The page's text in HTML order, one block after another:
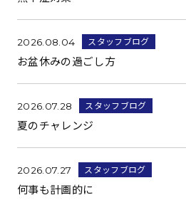
2026.08.04 スタッフブログ
お盆休みの過ごし方
2026.07.28 スタッフブログ
夏のチャレンジ
2026.07.27 スタッフブログ
何事も計画的に